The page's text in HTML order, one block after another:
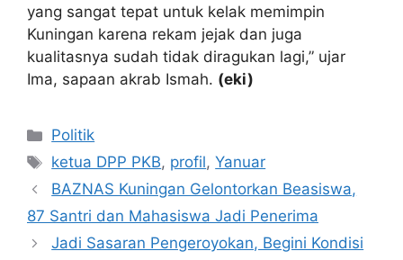
yang sangat tepat untuk kelak memimpin
Kuningan karena rekam jejak dan juga
kualitasnya sudah tidak diragukan lagi,” ujar
Ima, sapaan akrab Ismah. (eki)
Kategori
Politik
Tag
ketua DPP PKB, profil,Yanuar
BAZNAS Kuningan Gelontorkan Beasiswa,
87 Santri dan Mahasiswa Jadi Penerima
Jadi Sasaran Pengeroyokan, Begini Kondisi